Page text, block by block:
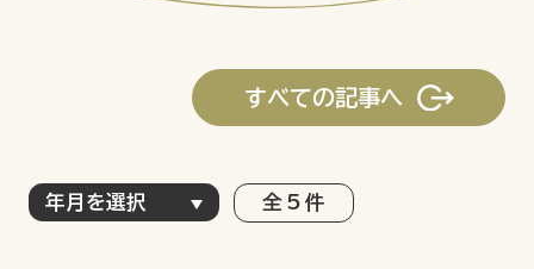
考える
全 5 件
すべての記事へ